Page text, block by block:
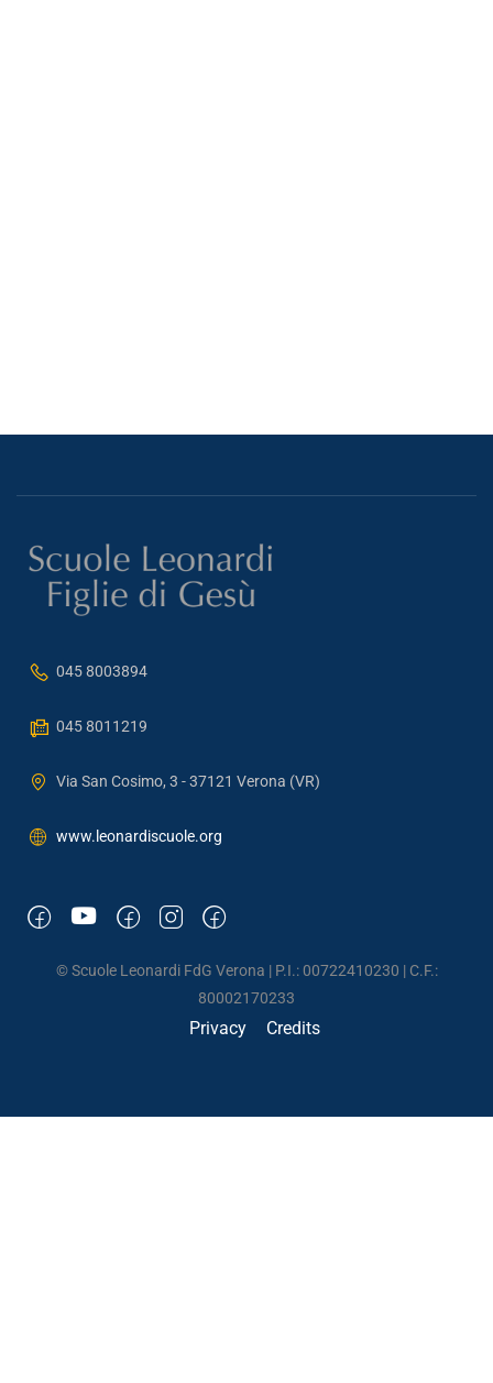
045 8003894
045 8011219
Via San Cosimo, 3 - 37121 Verona (VR)
www.leonardiscuole.org
© Scuole Leonardi FdG Verona | P.I.: 00722410230 | C.F.:
80002170233
Privacy Credits